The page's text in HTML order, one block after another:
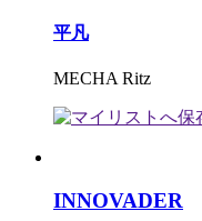
平凡
MECHA Ritz
INNOVADER